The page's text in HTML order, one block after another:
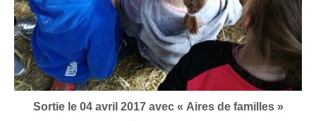
Sortie le 04 avril 2017 avec « Aires de familles »